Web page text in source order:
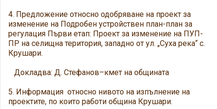
4. Предложение относно одобряване на проект за
изменение на Подробен устройствен план-план за
регулация Първи етап: Проект за изменение на ПУП-
ПР на селищна територия, западно от ул. „Суха река“ с.
Крушари.
Докладва: Д. Стефанов–кмет на общината
5. Информация относно нивото на изпълнение на
проектите, по които работи община Крушари.